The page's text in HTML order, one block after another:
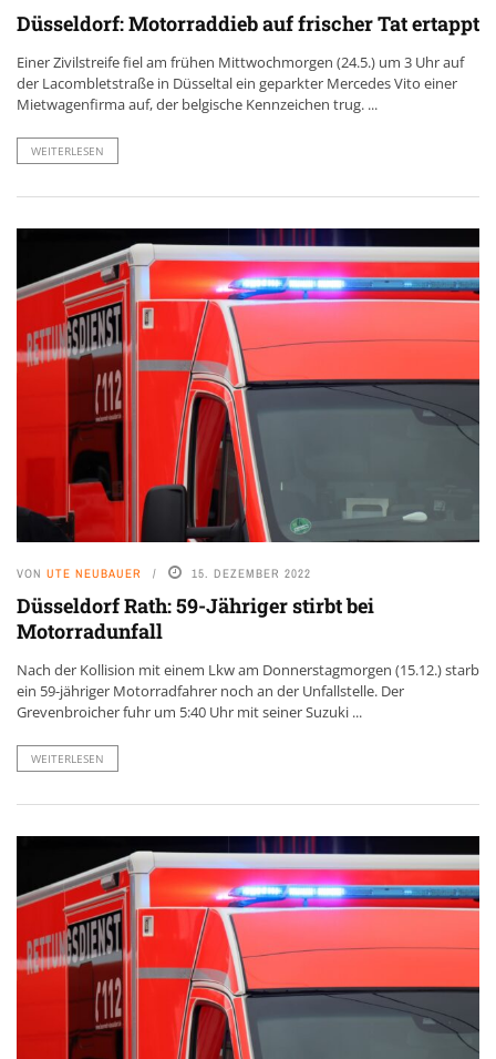
Düsseldorf: Motorraddieb auf frischer Tat ertappt
Einer Zivilstreife fiel am frühen Mittwochmorgen (24.5.) um 3 Uhr auf
der Lacombletstraße in Düsseltal ein geparkter Mercedes Vito einer
Mietwagenfirma auf, der belgische Kennzeichen trug. ...
WEITERLESEN
VON UTE NEUBAUER 15. DEZEMBER 2022
Düsseldorf Rath: 59-Jähriger stirbt bei
Motorradunfall
Nach der Kollision mit einem Lkw am Donnerstagmorgen (15.12.) starb
ein 59-jähriger Motorradfahrer noch an der Unfallstelle. Der
Grevenbroicher fuhr um 5:40 Uhr mit seiner Suzuki ...
WEITERLESEN